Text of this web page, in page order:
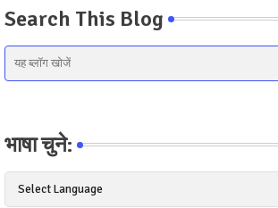
Search This Blog
भाषा चुने: